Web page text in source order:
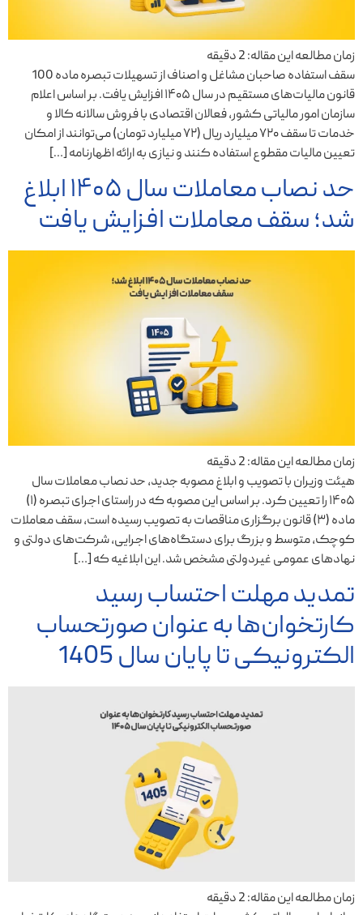
زمان مطالعه این مقاله:2دقیقه
سقف استفاده صاحبان مشاغل و اصناف از تسهیلات تبصره ماده 100
قانون مالیات‌های مستقیم در سال ۱۴۰۵ افزایش یافت. بر اساس اعلام
سازمان امور مالیاتی کشور، فعالان اقتصادی با فروش سالانه کالا و
خدمات تا سقف ۷۲۰ میلیارد ریال (۷۲ میلیارد تومان) می‌توانند از امکان
تعیین مالیات مقطوع استفاده کنند و نیازی به ارائه اظهارنامه […]
حد نصاب معاملات سال ۱۴۰۵ ابلاغ
شد؛ سقف معاملات افزایش یافت
زمان مطالعه این مقاله:2دقیقه
هیئت وزیران با تصویب و ابلاغ مصوبه جدید، حد نصاب معاملات سال
۱۴۰۵ را تعیین کرد. بر اساس این مصوبه که در راستای اجرای تبصره (۱)
ماده (۳) قانون برگزاری مناقصات به تصویب رسیده است، سقف معاملات
کوچک، متوسط و بزرگ برای دستگاه‌های اجرایی، شرکت‌های دولتی و
نهادهای عمومی غیردولتی مشخص شد. این ابلاغیه که […]
تمدید مهلت احتساب رسید
کارتخوان‌ها به عنوان صورتحساب
الکترونیکی تا پایان سال 1405
زمان مطالعه این مقاله:2دقیقه